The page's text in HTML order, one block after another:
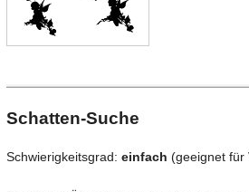
Schatten-Suche
Schwierigkeitsgrad:einfach (geeignet für